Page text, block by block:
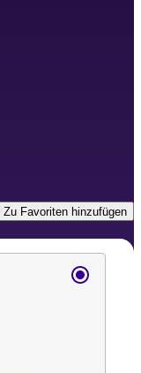
Zu Favoriten hinzufügen